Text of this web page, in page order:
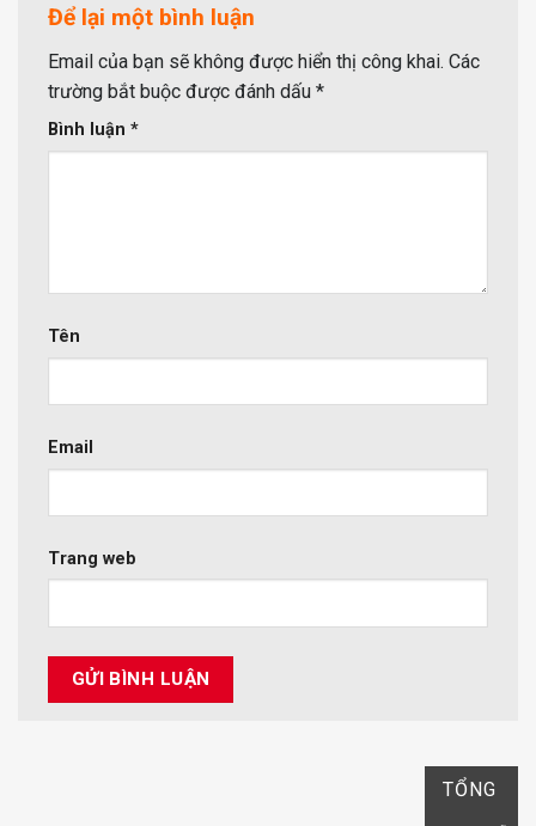
Để lại một bình luận
Email của bạn sẽ không được hiển thị công khai. Các
trường bắt buộc được đánh dấu *
Bình luận *
Tên
Email
Trang web
TỔNG